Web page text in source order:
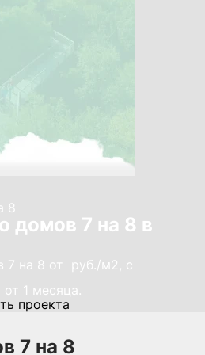
8
домов 7 на 8 в
7 на 8 от руб./м2, с
1 месяца.
проекта
7 на 8